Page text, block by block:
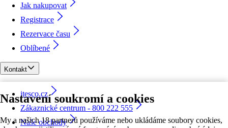
Nastavení soukromí a cookies
My a našich 18 partnerů používáme nebo ukládáme soubory cookies,
Jak nakupovat
Registrace
Rezervace času
Oblíbené
Kontakt
itesco.cz
Zákaznické centrum - 800 222 555
Naše obchody